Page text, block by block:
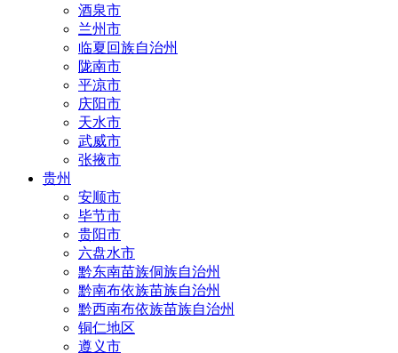
酒泉市
兰州市
临夏回族自治州
陇南市
平凉市
庆阳市
天水市
武威市
张掖市
贵州
安顺市
毕节市
贵阳市
六盘水市
黔东南苗族侗族自治州
黔南布依族苗族自治州
黔西南布依族苗族自治州
铜仁地区
遵义市